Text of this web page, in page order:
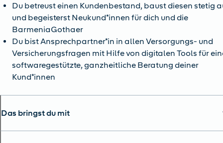
Du betreust einen Kundenbestand, baust diesen stetig
und begeisterst Neukund*innen für dich und die
BarmeniaGothaer
Du bist Ansprechpartner*in in allen Versorgungs- und
Versicherungsfragen mit Hilfe von digitalen Tools für
softwaregestützte, ganzheitliche Beratung deiner
Kund*innen
Das bringst du mit